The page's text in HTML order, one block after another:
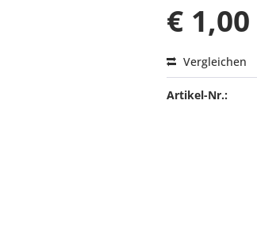
€ 1,00
Vergleichen
Artikel-Nr.: